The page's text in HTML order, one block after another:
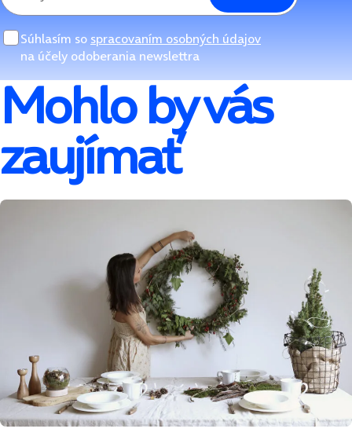
Súhlasím so spracovaním osobných údajov
na účely odoberania newslettra
Mohlo by vás
zaujímať